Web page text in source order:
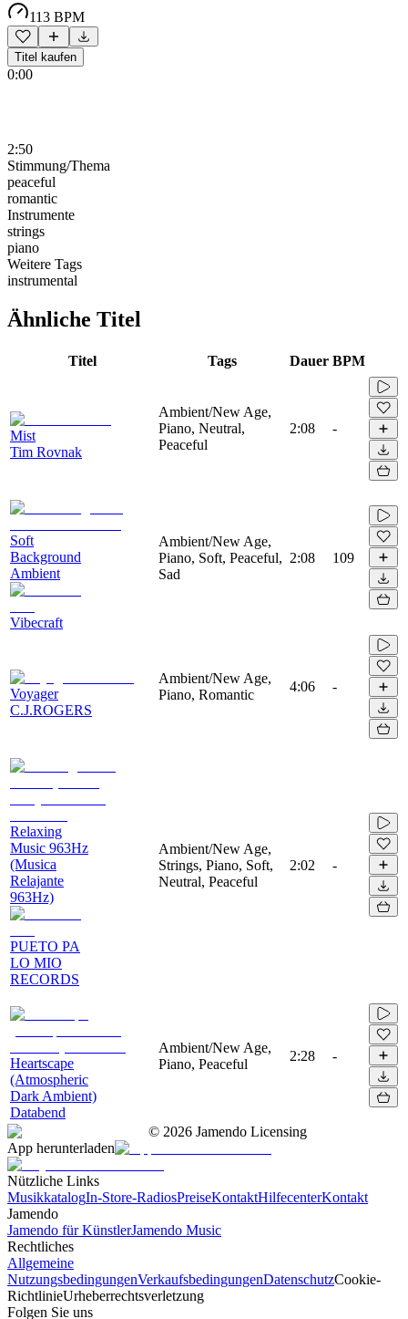
113 BPM
Titel kaufen
0:00
2:50
Stimmung/Thema
peaceful
romantic
Instrumente
strings
piano
Weitere Tags
instrumental
Ähnliche Titel
Titel Tags Dauer BPM
Mist
Tim Rovnak
Ambient/New Age,
Piano, Neutral,
Peaceful
2:08 -
Soft
Background
Ambient
Vibecraft
Ambient/New Age,
Piano, Soft, Peaceful,
Sad
2:08 109
Voyager
C.J.ROGERS
Ambient/New Age,
Piano, Romantic
4:06 -
Relaxing
Music 963Hz
(Musica
Relajante
963Hz)
PUETO PA
LO MIO
RECORDS
Ambient/New Age,
Strings, Piano, Soft,
Neutral, Peaceful
2:02 -
Heartscape
(Atmospheric
Dark Ambient)
Databend
Ambient/New Age,
Piano, Peaceful
2:28 -
© 2026 Jamendo Licensing
App herunterladen
Nützliche Links
MusikkatalogIn-Store-RadiosPreiseKontaktHilfecenterKontakt
Jamendo
Jamendo für KünstlerJamendo Music
Rechtliches
Allgemeine
NutzungsbedingungenVerkaufsbedingungenDatenschutzCookie-
RichtlinieUrheberrechtsverletzung
Folgen Sie uns